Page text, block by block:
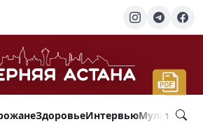
ЗдоровьеИнтервью